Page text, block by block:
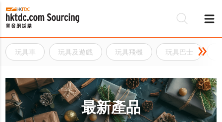
玩具車 玩具及遊戲 玩具飛機 玩具巴士
最新產品